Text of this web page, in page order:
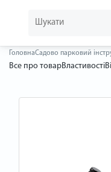
ГоловнаСадово парковий
Все про товарВластивості